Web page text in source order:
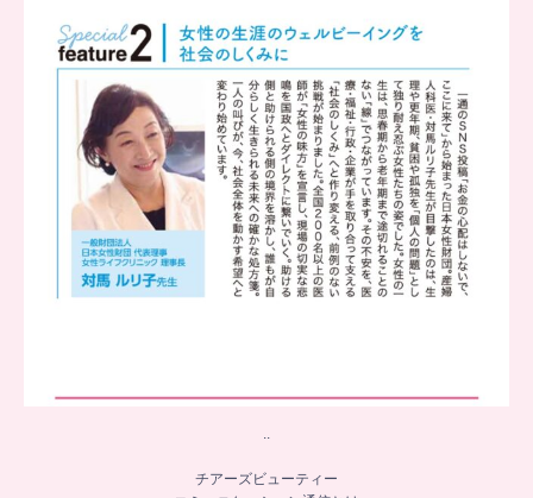
8
チアーズビューティー